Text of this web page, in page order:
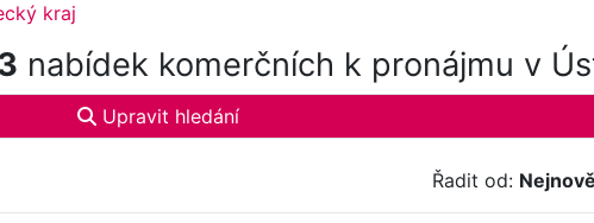
kraj
nabídek komerčních k pronájmu v
Upravit hledání
Řadit od: